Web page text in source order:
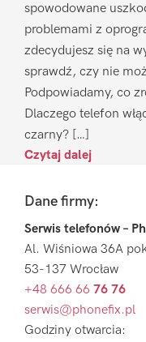
spowodowane
problemami z
zdecydujesz się na
sprawdź, czy nie
Podpowiadamy, co
Dlaczego telefon
czarny? […]
Czytaj dalej
FooterDane firmy:
Serwis telefonów –
Al. Wiśniowa 36A
53-137 Wrocław
+48 666 66 76 76
serwis@phonefix.pl
Godziny otwarcia: